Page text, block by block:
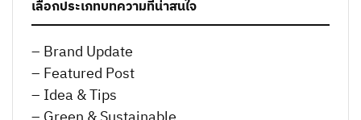
เลือกประเภทบทความที่น่าสนใจ
– Brand Update
– Featured Post
– Idea & Tips